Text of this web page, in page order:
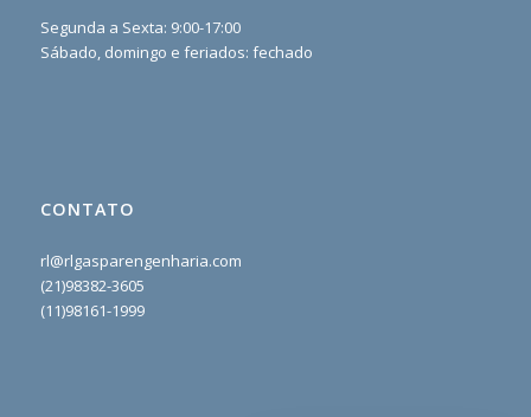
Segunda a Sexta: 9:00-17:00
Sábado, domingo e feriados: fechado
CONTATO
rl@rlgasparengenharia.com
(21)98382-3605
(11)98161-1999